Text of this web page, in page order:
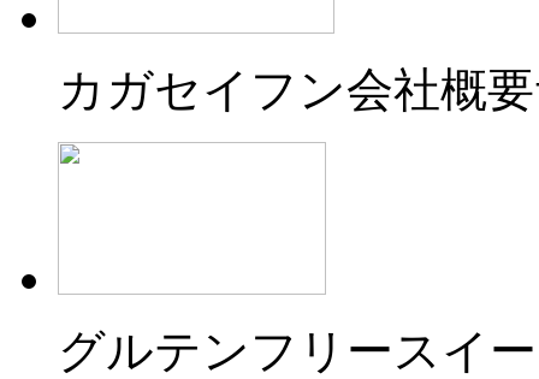
カガセイフン会社概
グルテンフリースイ